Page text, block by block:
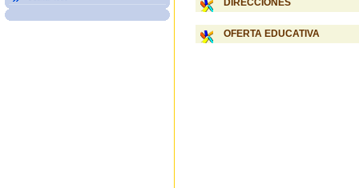
DIRECCIONES
OFERTA EDUCATIVA